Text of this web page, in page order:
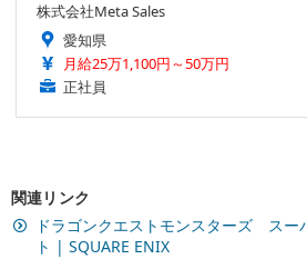
株式会社Meta Sales
愛知県
月給25万1,100円～50万円
正社員
関連リンク
ドラゴンクエストモンスターズ ス
ト | SQUARE ENIX